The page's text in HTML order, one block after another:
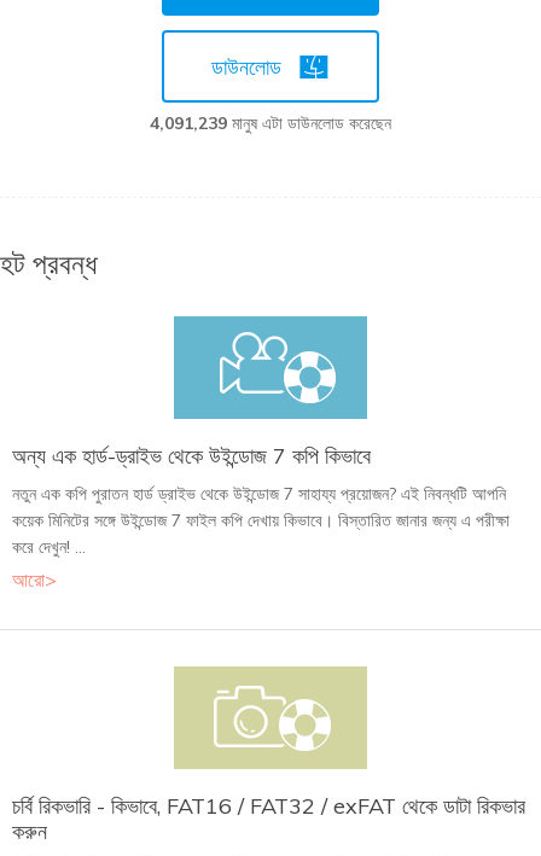
ডাউনলোড
4,091,239 মানুষ এটা ডাউনলোড করেছেন
হট প্রবন্ধ
অন্য এক হার্ড-ড্রাইভ থেকে উইন্ডোজ 7 কপি কিভাবে
নতুন এক কপি পুরাতন হার্ড ড্রাইভ থেকে উইন্ডোজ 7 সাহায্য প্রয়োজন? এই নিবন্ধটি আপনি
কয়েক মিনিটের সঙ্গে উইন্ডোজ 7 ফাইল কপি দেখায় কিভাবে। বিস্তারিত জানার জন্য এ পরীক্ষা
করে দেখুন! ...
আরো>
চর্বি রিকভারি - কিভাবে, FAT16 / FAT32 / exFAT থেকে ডাটা রিকভার
করুন